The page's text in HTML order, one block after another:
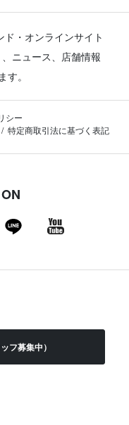
・オンラインサイト
ニュース、店舗情報
。
シー
特定商取引法に基づく表記
フ募集中）